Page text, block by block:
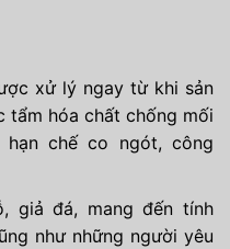
xử lý ngay từ khi sản
tẩm hóa chất chống mối
chế co ngót, công
giả đá, mang đến tính
như những người yêu